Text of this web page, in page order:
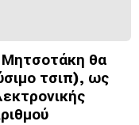
θα
τσιπ), ως